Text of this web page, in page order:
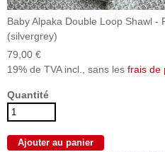
Baby Alpaka Double Loop Shawl -
(silvergrey)
79,00 €
19% de TVA incl., sans les frais de
Quantité